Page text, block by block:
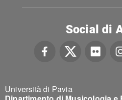
Università di Pavia
Social di